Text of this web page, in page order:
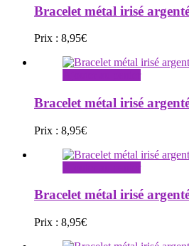
Bracelet métal irisé
Prix : 8,95€
Bracelet métal irisé
Prix : 8,95€
Bracelet métal irisé
Prix : 8,95€